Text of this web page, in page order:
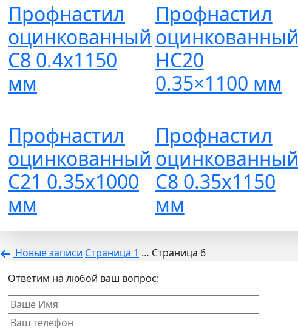
Профнастил
оцинкованный
С8 0.4х1150
мм
Профнастил
оцинкованный
НС20
0.35×1100 мм
Профнастил
оцинкованный
С21 0.35х1000
мм
Профнастил
оцинкованный
С8 0.35х1150
мм
Пагинация
записей
Новыезаписи Страница 1 … Страница 6
Ответим на любой ваш вопрос: